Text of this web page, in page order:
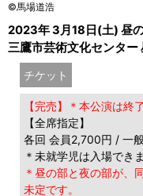
©馬場道浩
2023年 3月18日(土) 昼
三鷹市芸術文化センター
チケット
【完売】＊本公演は
【全席指定】
各回 会員2,700円 / 一
＊未就学児は入場でき
＊昼の部と夜の部が、
未定です。